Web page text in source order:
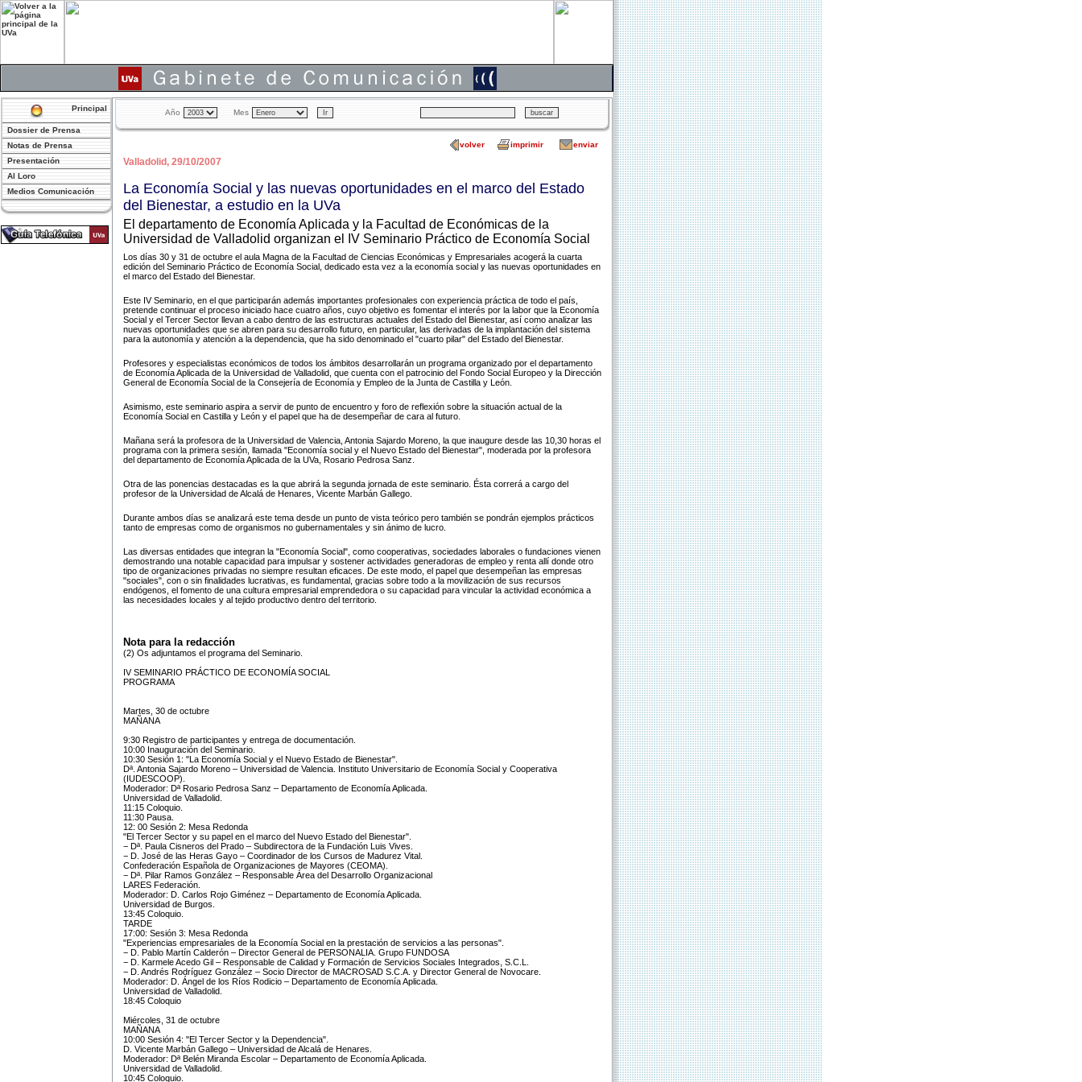
Principal
Dossier de Prensa
Notas de Prensa
Presentación
Al Loro
Medios Comunicación
Año Mes
volver imprimir enviar
Valladolid, 29/10/2007
La Economía Social y las nuevas oportunidades en el marco del Estado
del Bienestar, a estudio en la UVa
El departamento de Economía Aplicada y la Facultad de Económicas de la
Universidad de Valladolid organizan el IV Seminario Práctico de Economía Social
Los días 30 y 31 de octubre el aula Magna de la Facultad de Ciencias Económicas y Empresariales acogerá la cuarta
edición del Seminario Práctico de Economía Social, dedicado esta vez a la economía social y las nuevas oportunidades en
el marco del Estado del Bienestar.
Este IV Seminario, en el que participarán además importantes profesionales con experiencia práctica de todo el país,
pretende continuar el proceso iniciado hace cuatro años, cuyo objetivo es fomentar el interés por la labor que la Economía
Social y el Tercer Sector llevan a cabo dentro de las estructuras actuales del Estado del Bienestar, así como analizar las
nuevas oportunidades que se abren para su desarrollo futuro, en particular, las derivadas de la implantación del sistema
para la autonomía y atención a la dependencia, que ha sido denominado el "cuarto pilar" del Estado del Bienestar.
Profesores y especialistas económicos de todos los ámbitos desarrollarán un programa organizado por el departamento
de Economía Aplicada de la Universidad de Valladolid, que cuenta con el patrocinio del Fondo Social Europeo y la Dirección
General de Economía Social de la Consejería de Economía y Empleo de la Junta de Castilla y León.
Asimismo, este seminario aspira a servir de punto de encuentro y foro de reflexión sobre la situación actual de la
Economía Social en Castilla y León y el papel que ha de desempeñar de cara al futuro.
Mañana será la profesora de la Universidad de Valencia, Antonia Sajardo Moreno, la que inaugure desde las 10,30 horas el
programa con la primera sesión, llamada "Economía social y el Nuevo Estado del Bienestar", moderada por la profesora
del departamento de Economía Aplicada de la UVa, Rosario Pedrosa Sanz.
Otra de las ponencias destacadas es la que abrirá la segunda jornada de este seminario. Ésta correrá a cargo del
profesor de la Universidad de Alcalá de Henares, Vicente Marbán Gallego.
Durante ambos días se analizará este tema desde un punto de vista teórico pero también se pondrán ejemplos prácticos
tanto de empresas como de organismos no gubernamentales y sin ánimo de lucro.
Las diversas entidades que integran la "Economía Social", como cooperativas, sociedades laborales o fundaciones vienen
demostrando una notable capacidad para impulsar y sostener actividades generadoras de empleo y renta allí donde otro
tipo de organizaciones privadas no siempre resultan eficaces. De este modo, el papel que desempeñan las empresas
"sociales", con o sin finalidades lucrativas, es fundamental, gracias sobre todo a la movilización de sus recursos
endógenos, el fomento de una cultura empresarial emprendedora o su capacidad para vincular la actividad económica a
las necesidades locales y al tejido productivo dentro del territorio.
Nota para la redacción
(2) Os adjuntamos el programa del Seminario.
IV SEMINARIO PRÁCTICO DE ECONOMÍA SOCIAL
PROGRAMA
Martes, 30 de octubre
MAÑANA
9:30 Registro de participantes y entrega de documentación.
10:00 Inauguración del Seminario.
10:30 Sesión 1: "La Economía Social y el Nuevo Estado de Bienestar".
Dª. Antonia Sajardo Moreno – Universidad de Valencia. Instituto Universitario de Economía Social y Cooperativa
(IUDESCOOP).
Moderador: Dª Rosario Pedrosa Sanz – Departamento de Economía Aplicada.
Universidad de Valladolid.
11:15 Coloquio.
11:30 Pausa.
12: 00 Sesión 2: Mesa Redonda
"El Tercer Sector y su papel en el marco del Nuevo Estado del Bienestar".
− Dª. Paula Cisneros del Prado – Subdirectora de la Fundación Luis Vives.
− D. José de las Heras Gayo – Coordinador de los Cursos de Madurez Vital.
Confederación Española de Organizaciones de Mayores (CEOMA).
− Dª. Pilar Ramos González – Responsable Área del Desarrollo Organizacional
LARES Federación.
Moderador: D. Carlos Rojo Giménez – Departamento de Economía Aplicada.
Universidad de Burgos.
13:45 Coloquio.
TARDE
17:00: Sesión 3: Mesa Redonda
"Experiencias empresariales de la Economía Social en la prestación de servicios a las personas".
− D. Pablo Martín Calderón – Director General de PERSONALIA. Grupo FUNDOSA
− D. Karmele Acedo Gil – Responsable de Calidad y Formación de Servicios Sociales Integrados, S.C.L.
− D. Andrés Rodríguez González – Socio Director de MACROSAD S.C.A. y Director General de Novocare.
Moderador: D. Ángel de los Ríos Rodicio – Departamento de Economía Aplicada.
Universidad de Valladolid.
18:45 Coloquio
Miércoles, 31 de octubre
MAÑANA
10:00 Sesión 4: "El Tercer Sector y la Dependencia".
D. Vicente Marbán Gallego – Universidad de Alcalá de Henares.
Moderador: Dª Belén Miranda Escolar – Departamento de Economía Aplicada.
Universidad de Valladolid.
10:45 Coloquio.